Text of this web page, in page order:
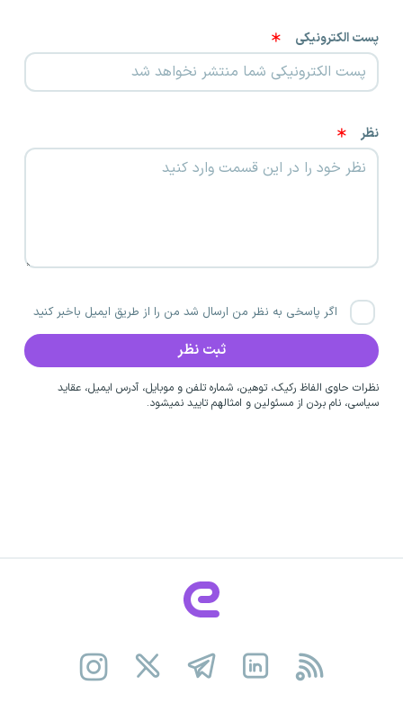
پست الکترونیکی
نظر
اگر پاسخی به نظر من ارسال شد من را از طریق ایمیل باخبر کنید
نظرات حاوی الفاظ رکیک، توهین، شماره تلفن و موبایل، آدرس ایمیل، عقاید
سیاسی، نام بردن از مسئولین و امثالهم تایید نمیشود.